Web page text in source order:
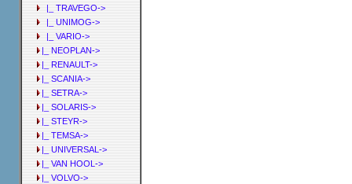
|_ TRAVEGO->
|_ UNIMOG->
|_ VARIO->
|_ NEOPLAN->
|_ RENAULT->
|_ SCANIA->
|_ SETRA->
|_ SOLARIS->
|_ STEYR->
|_ TEMSA->
|_ UNIVERSAL->
|_ VAN HOOL->
|_ VOLVO->